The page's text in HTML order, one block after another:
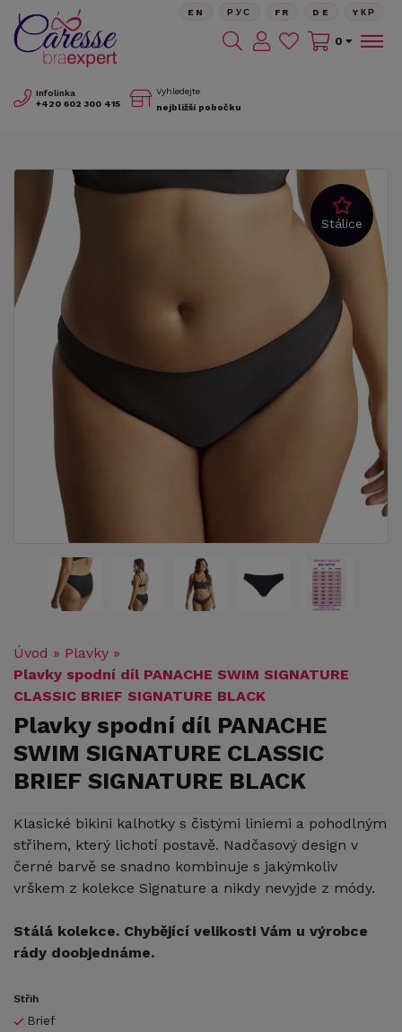
Infolinka
+420 602 300 415
Vyhledejte
nejbližší pobočku
EN РУС FR DE YКР
0
Stálice
Úvod » Plavky »
Plavky spodní díl PANACHE SWIM SIGNATURE
CLASSIC BRIEF SIGNATURE BLACK
Plavky spodní díl PANACHE
SWIM SIGNATURE CLASSIC
BRIEF SIGNATURE BLACK
Klasické bikini kalhotky s čistými liniemi a pohodlným
střihem, který lichotí postavě. Nadčasový design v
černé barvě se snadno kombinuje s jakýmkoliv
vrškem z kolekce Signature a nikdy nevyjde z módy.
Stálá kolekce. Chybějící velikosti Vám u výrobce
rády doobjednáme.
Střih
Brief